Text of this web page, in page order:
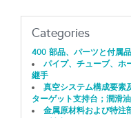
Categories
400 部品、パーツと付属品
パイプ、チューブ、ホ
継手
真空システム構成要素
ターゲット支持台；潤滑
金属原材料および特注